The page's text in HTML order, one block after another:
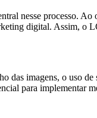
nesse processo.
digital. Assim, o
imagens, o uso
para implementar